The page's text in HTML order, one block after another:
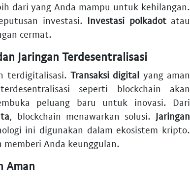
dari yang Anda mampu untuk kehilangan.
investasi. Investasi polkadotatau
cermat.
Jaringan Terdesentralisasi
terdigitalisasi. Transaksi digital yang aman
seperti blockchain akan
peluang baru untuk inovasi. Dari
, blockchain menawarkan solusi. Jaringan
ini digunakan dalam ekosistem kripto.
memberi Anda keunggulan.
Aman